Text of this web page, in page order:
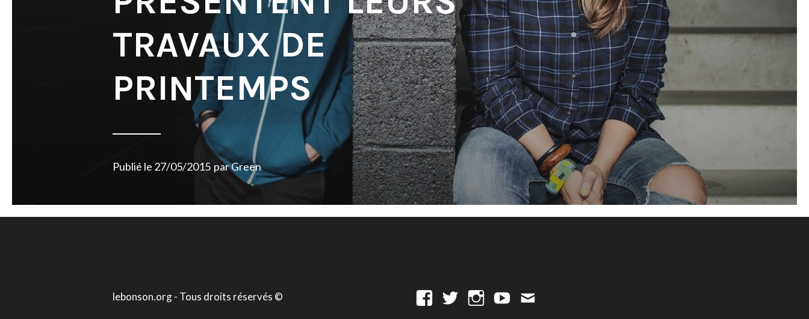
TRAVAUX DE
PRINTEMPS
Publié le 27/05/2015 parGreen
lebonson.org - Tous droits réservés ©